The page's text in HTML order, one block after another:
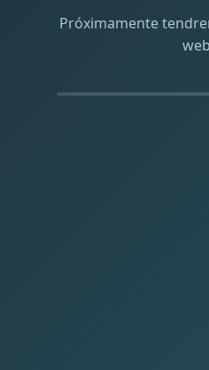
Próximamente